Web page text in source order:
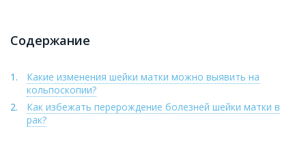
Содержание
Какие изменения шейки матки можно выявить на
кольпоскопии?
Как избежать перерождение болезней шейки матки в
рак?